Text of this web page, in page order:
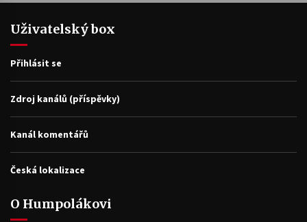
Uživatelský box
Přihlásit se
Zdroj kanálů (příspěvky)
Kanál komentářů
Česká lokalizace
O Humpolákovi